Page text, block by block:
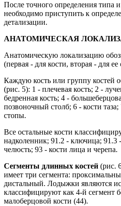
После точного определения типа
необходимо приступить к
детализации.
АНАТОМИЧЕСКАЯ
Анатомическую локализацию
(первая - для кости, вторая - для ее
Каждую кость или группу костей
(рис. 5): 1 - плечевая кость; 2 -
бедренная кость; 4 -
позвоночный столб; 6 - кости
стопы.
Все остальные кости
надколенник; 91.2 - ключица; 91.3
челюсть; 93 - кости лица и черепа.
Сегменты длинных костей (рис.
имеет три сегмента:
дистальный. Лодыжки являются
классифицируют как 4-й сегмент
малоберцовой кости (44).